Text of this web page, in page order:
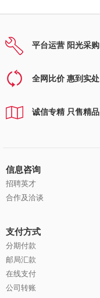
平台运营 阳光采购
全网比价 惠到实处
诚信专精 只售精品
信息咨询
招聘英才
合作及洽谈
支付方式
分期付款
邮局汇款
在线支付
公司转账